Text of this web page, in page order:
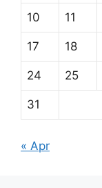
10 11
17 18
24 25
31
« Apr